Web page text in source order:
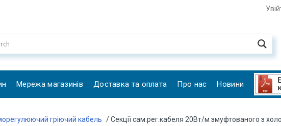
Мережа магазинів Доставка та оплата Про нас Новини
гріючий кабель / Секції сам.рег.кабеля 20Вт/м змуфтованого з